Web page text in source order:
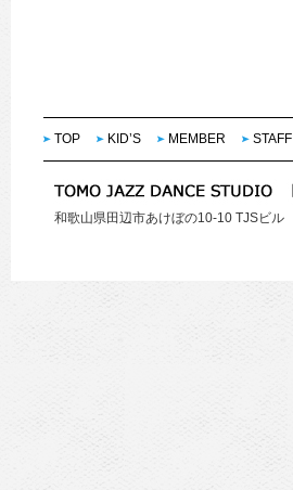
TOP KID’S MEMBER STAFF
和歌山県田辺市あけぼの10-10 TJSビル